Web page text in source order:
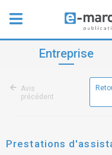
Entreprise
Avis
précédent
Prestations